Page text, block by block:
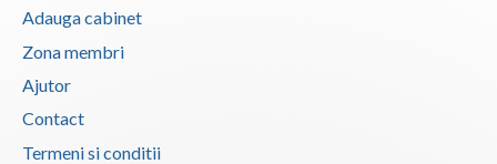
Adauga cabinet
Zona membri
Ajutor
Contact
Termeni si conditii